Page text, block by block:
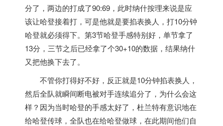
分了，两边的打成了90:69，此时纳什按理来说是应
该让哈登接着打，可是他就是要掐表换人，打10分钟
哈登就必须得下。第3节哈登手感特别好，单节拿了
13分，三节之后已经拿了个30+10的数据，结果纳什
又把他换下去了。
不管你打得好不好，反正就是10分钟掐表换人，
然后全队就瞬间断电被对手连续追分了，为什么会这
样？因为当时哈登的手感太好了，杜兰特有意识地在
给哈登传球，全队也在给哈登做球，在此期间他们自